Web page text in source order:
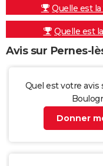
Quelle est
Quelle est
Avis sur Pernes-
Quel est votre avis
Donner